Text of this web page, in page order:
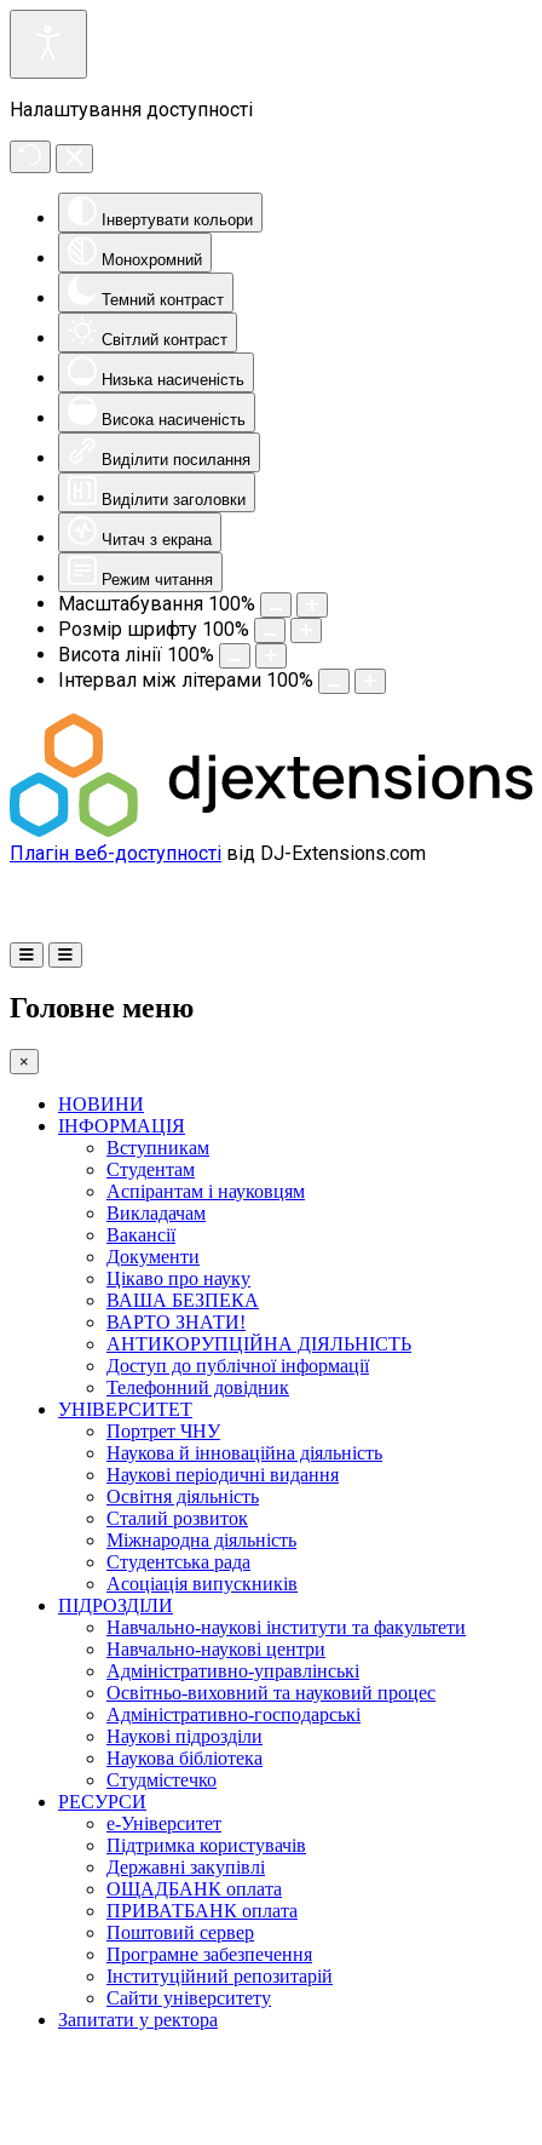
Налаштування доступності
Інвертувати кольори
Монохромний
Темний контраст
Світлий контраст
Низька насиченість
Висока насиченість
Виділити посилання
Виділити заголовки
Читач з екрана
Режим читання
Масштабування 100%
Розмір шрифту 100%
Висота лінії 100%
Інтервал між літерами 100%
Плагін веб-доступності від DJ-Extensions.com
Головне меню
×
НОВИНИ
ІНФОРМАЦІЯ
Вступникам
Студентам
Аспірантам і науковцям
Викладачам
Вакансії
Документи
Цікаво про науку
ВАША БЕЗПЕКА
ВАРТО ЗНАТИ!
АНТИКОРУПЦІЙНА ДІЯЛЬНІСТЬ
Доступ до публічної інформації
Телефонний довідник
УНІВЕРСИТЕТ
Портрет ЧНУ
Наукова й інноваційна діяльність
Наукові періодичні видання
Освітня діяльність
Сталий розвиток
Міжнародна діяльність
Студентська рада
Асоціація випускників
ПІДРОЗДІЛИ
Навчально-наукові інститути та факультети
Навчально-наукові центри
Адміністративно-управлінські
Освітньо-виховний та науковий процес
Адміністративно-господарські
Наукові підрозділи
Наукова бібліотека
Студмістечко
РЕСУРСИ
е-Університет
Підтримка користувачів
Державні закупівлі
ОЩАДБАНК оплата
ПРИВАТБАНК оплата
Поштовий сервер
Програмне забезпечення
Інституційний репозитарій
Сайти університету
Запитати у ректора